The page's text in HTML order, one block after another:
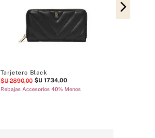
Tarjetero Black
$U 2890,00 $U 1734,00
Rebajas Accesorios 40% Menos
Tarjetero